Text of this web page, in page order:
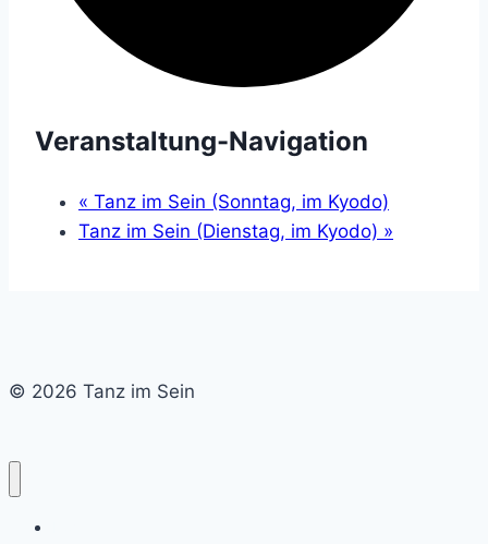
Veranstaltung-Navigation
« Tanz im Sein (Sonntag, im Kyodo)
Tanz im Sein (Dienstag, im Kyodo) »
© 2026 Tanz im Sein